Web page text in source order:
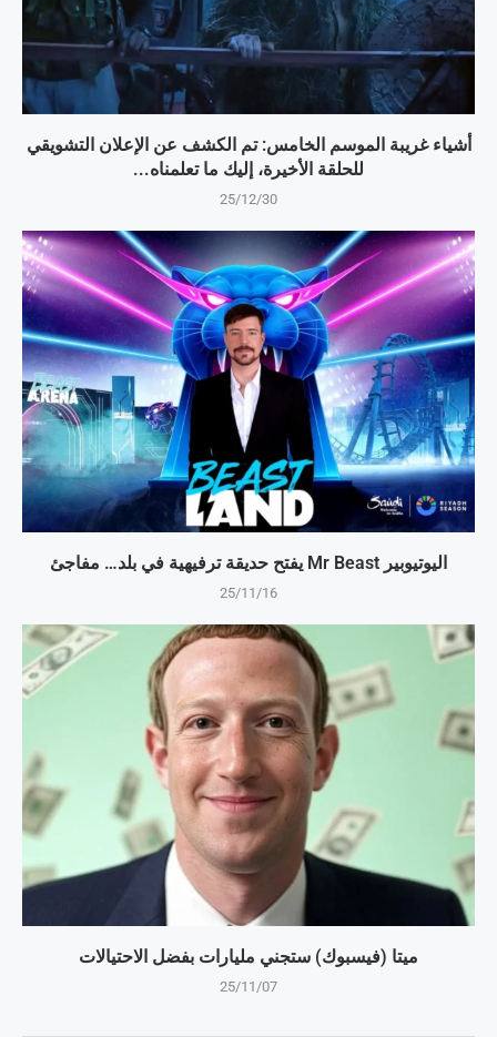
أشياء غريبة الموسم الخامس: تم الكشف عن الإعلان التشويقي
للحلقة الأخيرة، إليك ما تعلمناه...
25/12/30
اليوتيوبير Mr Beast يفتح حديقة ترفيهية في بلد… مفاجئ
25/11/16
ميتا (فيسبوك) ستجني مليارات بفضل الاحتيالات
25/11/07